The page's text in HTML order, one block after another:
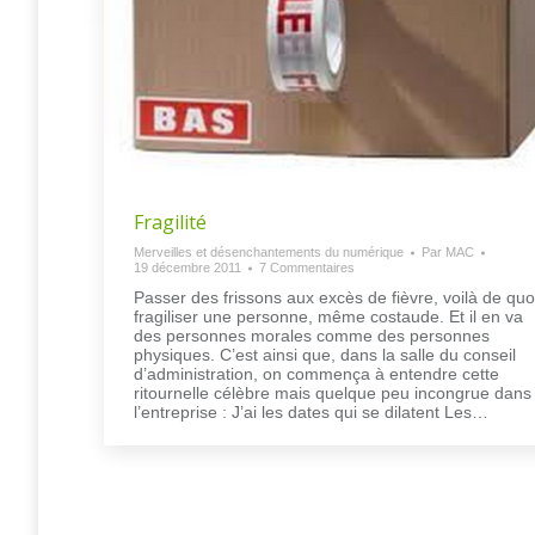
Fragilité
Merveilles et désenchantements du numérique Par MAC
19 décembre 2011
7 Commentaires
Passer des frissons aux excès de fièvre, voilà de
fragiliser une personne, même costaude. Et il en va
des personnes morales comme des personnes
physiques. C’est ainsi que, dans la salle du conseil
d’administration, on commença à entendre cette
ritournelle célèbre mais quelque peu incongrue dans
l’entreprise : J’ai les dates qui se dilatent Les…